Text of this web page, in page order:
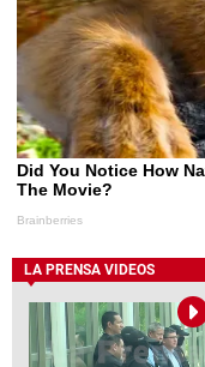
LA PRENSA VIDEOS